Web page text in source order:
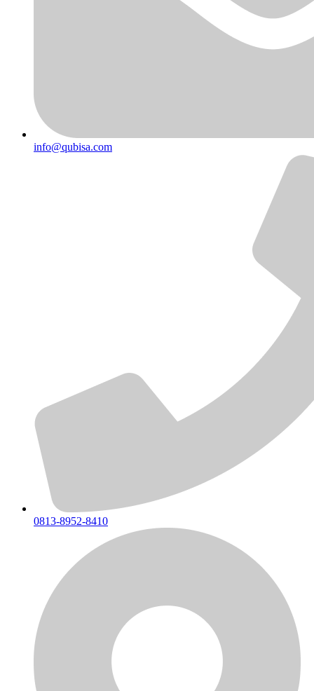
info@qubisa.com
0813-8952-8410